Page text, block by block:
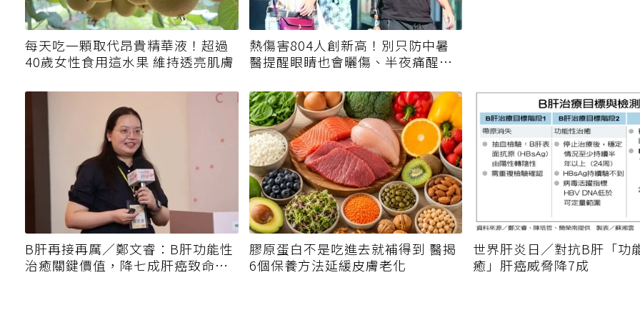
每天吃一顆取代昂貴精華液！超過
40歲女性食用這水果 維持透亮肌膚
熱傷害804人創新高！別只防中暑
醫提醒眼睛也會曬傷、半夜痛醒是
警訊
B肝再接再厲／鄭文睿：B肝功能性
治癒關鍵價值，降七成肝癌致命威
膠原蛋白不是吃進去就補得到 醫揭
6個保養方法延緩皮膚老化
世界肝炎日／對抗B肝「功
癒」肝癌威脅降7成